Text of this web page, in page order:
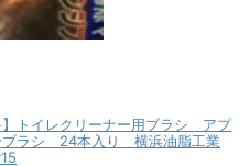
】トイレクリーナー用ブラシ アプ
ブラシ 24本入り 横浜油脂工業